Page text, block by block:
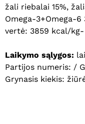
žali riebalai 15%,
Omega-3+Omega-6
vertė: 3859 kcal/kg-
Laikymo sąlygos:
Partijos numeris: /
Grynasis kiekis: